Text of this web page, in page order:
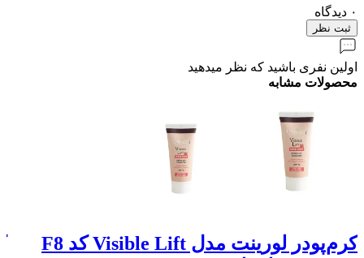
۰ دیدگاه
ثبت نظر
اولین نفری باشید که نظر میدهید
محصولات مشابه
کرم‌پودر لورینت مدل Visible Lift کد F8